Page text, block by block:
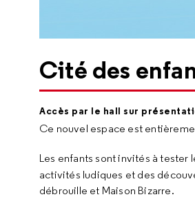
Cité des
Accès par le hall sur
Ce nouvel espace est
Les enfants sont invités à tester
activités ludiques et des
débrouille et Maison Bizarre.